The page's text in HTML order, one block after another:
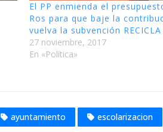
El PP enmienda el
Ros para que baje la
vuelva la subvención RECICLA
27 noviembre, 2017
En «Política»
ayuntamiento escolarizacion